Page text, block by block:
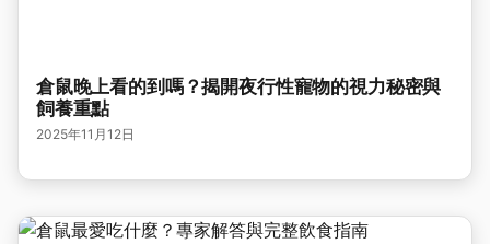
倉鼠晚上看的到嗎？揭開夜行性寵物的視力秘密與
飼養重點
2025年11月12日